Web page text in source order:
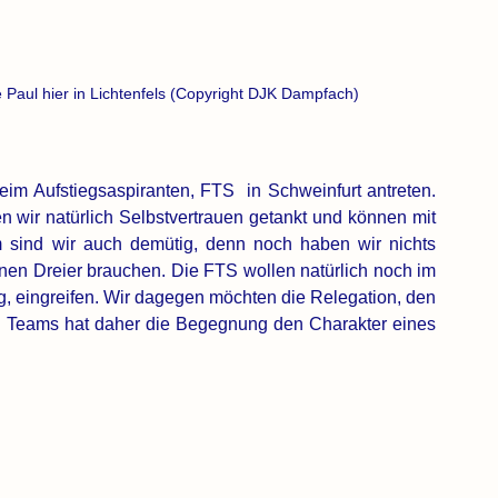
hier in Lichtenfels (Copyright DJK Dampfach)
Aufstiegsaspiranten, FTS  in Schweinfurt antreten.
wir natürlich Selbstvertrauen getankt und können mit
sind wir auch demütig, denn noch haben wir nichts
Dreier brauchen. Die FTS wollen natürlich noch im
eingreifen. Wir dagegen möchten die Relegation, den
hat daher die Begegnung den Charakter eines